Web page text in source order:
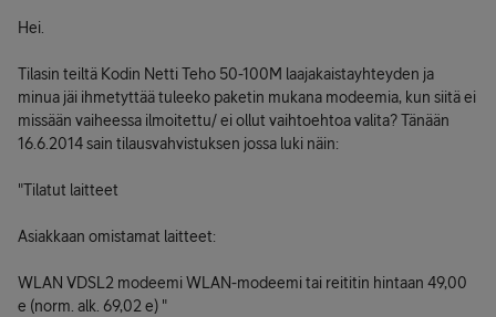
Hei.
Tilasin teiltä Kodin Netti Teho 50-100M laajakaistayhteyden ja
minua jäi ihmetyttää tuleeko paketin mukana modeemia, kun siitä ei
missään vaiheessa ilmoitettu/ ei ollut vaihtoehtoa valita? Tänään
16.6.2014 sain tilausvahvistuksen jossa luki näin:
"Tilatut laitteet
Asiakkaan omistamat laitteet:
WLAN VDSL2 modeemi WLAN-modeemi tai reititin hintaan 49,00
e (norm. alk. 69,02 e) "